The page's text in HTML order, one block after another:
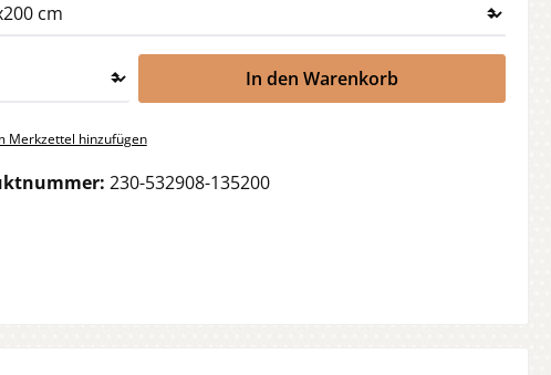
In den Warenkorb
Merkzettel hinzufügen
230-532908-135200